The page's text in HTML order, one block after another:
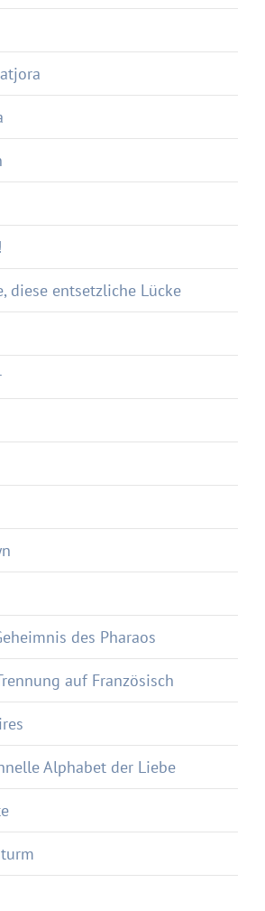
diese entsetzliche Lücke
des Pharaos
auf Französisch
Alphabet der Liebe